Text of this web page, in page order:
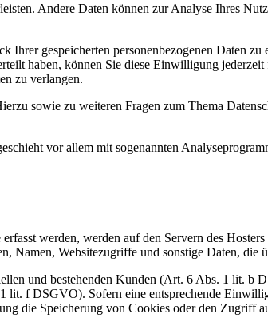
Andere Daten können zur Analyse Ihres
gespeicherten personenbezogenen Daten
haben, können Sie diese Einwilligung
zu verlangen.
sowie zu weiteren Fragen zum Thema
vor allem mit sogenannten
werden, werden auf den Servern des
Websitezugriffe und sonstige Daten, die
und bestehenden Kunden (Art. 6 Abs. 1 lit. b
f DSGVO). Sofern eine entsprechende
die Speicherung von Cookies oder den Zugriff